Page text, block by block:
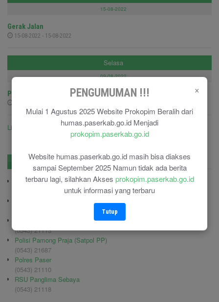
×
PENGUMUMAN !!!
Mulai 1 Agustus 2025 Website Prokopim Beralih dari
humas.paserkab.go.id Menjadi
prokopim.paserkab.go.id
Website humas.paserkab.go.id masih bisa diakses
sampai September 2025 Namun tidak ada berita
terbaru lagi, silahkan Akses prokopim.paserkab.go.id
untuk informasi yang terbaru
Tutup
15-08-2022
Gerak Jalan
15-08-2022 - 15-08-2022
Selasa
09-08-2022
Pelepasan Peserta Jambore Perwakilan Kab.Paser
Lihat semua agenda ....
No. Penting Pengadaan
BPBD Paser
(0543) 21113
Polisi Pamong Praja (Satpol PP)
(0543) 21687
Polres Paser
(0543) 21110
RSU Panglima Sebaya
(0543) 21118